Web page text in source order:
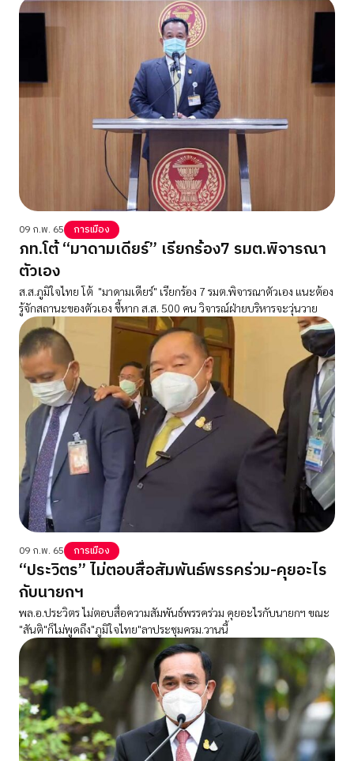
09 ก.พ. 65 การเมือง
ภท.โต้ “มาดามเดียร์” เรียกร้อง7 รมต.พิจารณา
ตัวเอง
ส.ส.ภูมิใจไทย โต้ "มาดามเดียร์" เรียกร้อง 7 รมต.พิจารณาตัวเอง แนะต้อง
รู้จักสถานะของตัวเอง ชี้หาก ส.ส. 500 คน วิจารณ์ฝ่ายบริหารจะวุ่นวาย
09 ก.พ. 65 การเมือง
“ประวิตร” ไม่ตอบสื่อสัมพันธ์พรรคร่วม-คุยอะไร
กับนายกฯ
พล.อ.ประวิตร ไม่ตอบสื่อความสัมพันธ์พรรคร่วม คุยอะไรกับนายกฯ ขณะ
"สันติ"ก็ไม่พูดถึง"ภูมิใจไทย"ลาประชุมครม.วานนี้